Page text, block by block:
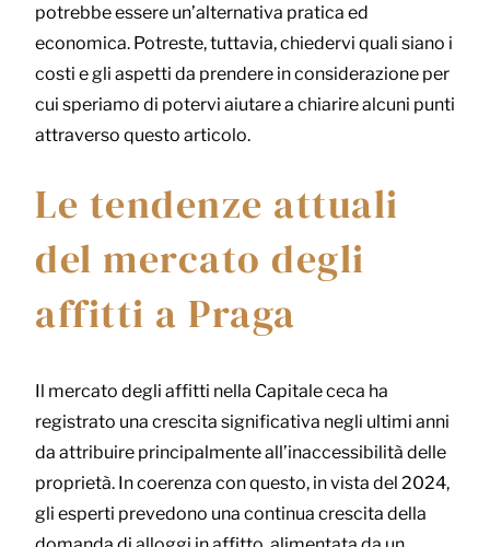
potrebbe essere un’alternativa pratica ed
economica. Potreste, tuttavia, chiedervi quali siano i
costi e gli aspetti da prendere in considerazione per
cui speriamo di potervi aiutare a chiarire alcuni punti
attraverso questo articolo.
Le tendenze attuali
del mercato degli
affitti a Praga
Il mercato degli affitti nella Capitale ceca ha
registrato una crescita significativa negli ultimi anni
da attribuire principalmente all’inaccessibilità delle
proprietà. In coerenza con questo, in vista del 2024,
gli esperti prevedono una continua crescita della